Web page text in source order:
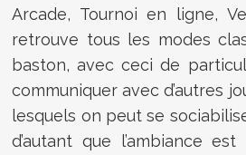
Arcade, Tournoi en ligne,
retrouve tous les modes
baston, avec ceci de
communiquer avec d’autres
lesquels on peut se
d’autant que l’ambiance